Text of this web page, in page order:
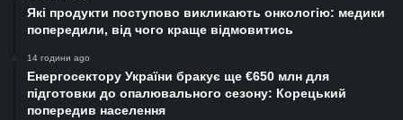
Які продукти поступово викликають онкологію: медики
попередили, від чого краще відмовитись
14 години ago
Енергосектору України бракує ще €650 млн для
підготовки до опалювального сезону: Корецький
попередив населення